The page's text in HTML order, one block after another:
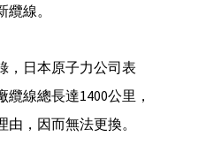
線。
，日本原子力公司表
線總長達1400公里，
，因而無法更換。